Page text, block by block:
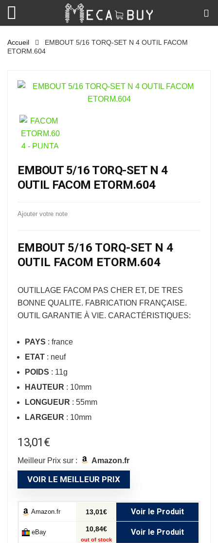
Accueil
EMBOUT 5/16 TORQ-SET N 4 OUTIL FACOM
ETORM.604
EMBOUT 5/16 TORQ-SET N 4
OUTIL FACOM ETORM.604
Ajouter votre note
EMBOUT 5/16 TORQ-SET N 4
OUTIL FACOM ETORM.604
OUTILLAGE FACOM PAS CHER ET, DE TRES
BONNE QUALITE. FABRICATION FRANÇAISE.
OUTIL GARANTIE À VIE. CARACTÉRISTIQUES:
PAYS : france
ETAT : neuf
POIDS : 11g
HAUTEUR : 10mm
LONGUEUR : 55mm
LARGEUR : 10mm
13,01€
Meilleur Prix sur : Amazon.fr
VOIR LE MEILLEUR PRIX
Amazon.fr 13,01€ Voir le Produit
eBay 10,84€
out of stock
Voir le Produit